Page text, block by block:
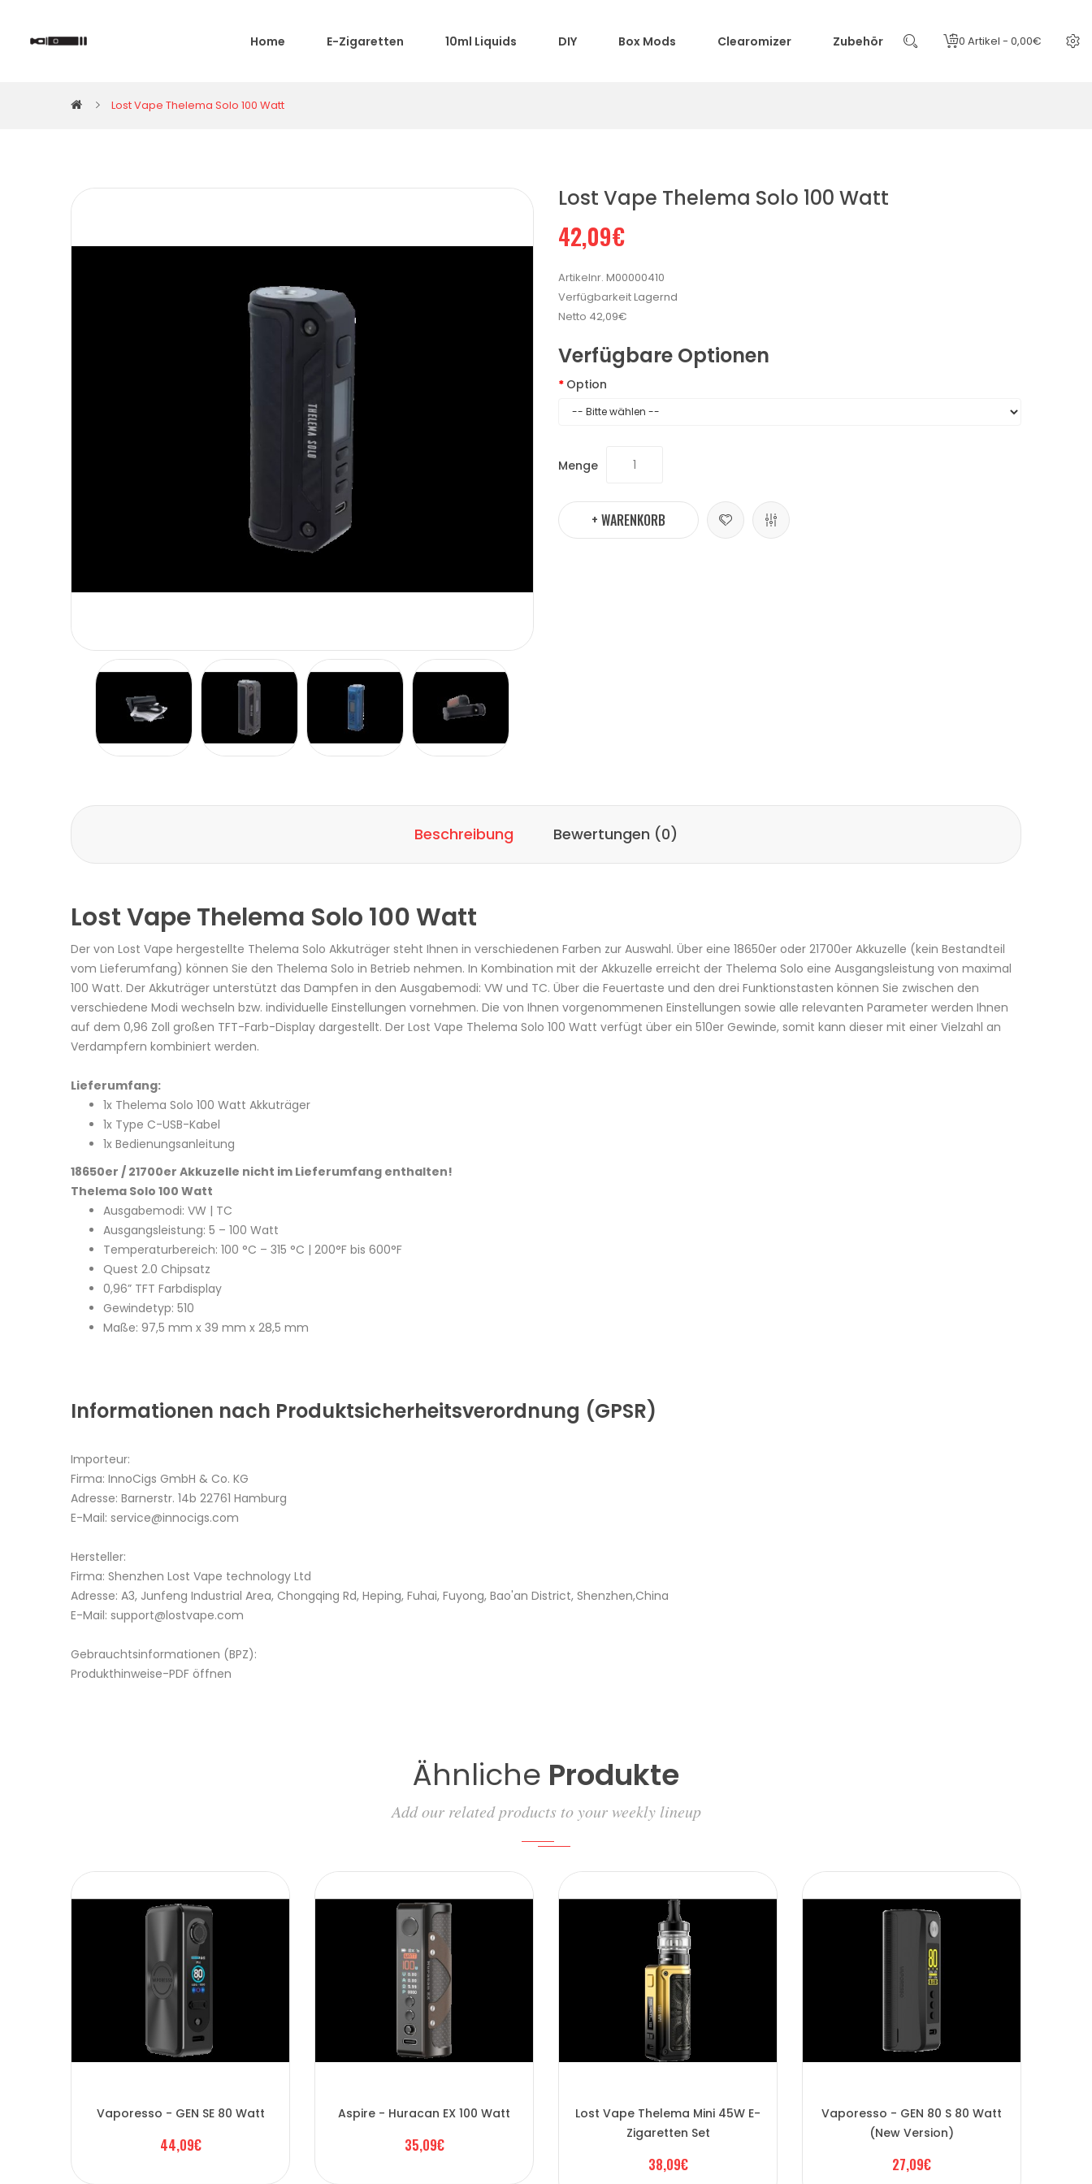
Home E-Zigaretten 10ml Liquids DIY Box Mods Clearomizer Zubehör 0 Artikel - 0,00€
Lost Vape Thelema Solo 100 Watt
Lost Vape Thelema Solo 100 Watt
42,09€
Artikelnr. M00000410
VerfügbarkeitLagernd
Netto 42,09€
Verfügbare Optionen
Option
Menge
+ WARENKORB
Beschreibung Bewertungen (0)
Lost Vape Thelema Solo 100 Watt
Der von Lost Vape hergestellte Thelema Solo Akkuträger steht Ihnen in verschiedenen Farben zur Auswahl. Über eine 18650er oder 21700er Akkuzelle (kein Bestandteil
vom Lieferumfang) können Sie den Thelema Solo in Betrieb nehmen. In Kombination mit der Akkuzelle erreicht der Thelema Solo eine Ausgangsleistung von maximal
100 Watt. Der Akkuträger unterstützt das Dampfen in den Ausgabemodi: VW und TC. Über die Feuertaste und den drei Funktionstasten können Sie zwischen den
verschiedene Modi wechseln bzw. individuelle Einstellungen vornehmen. Die von Ihnen vorgenommenen Einstellungen sowie alle relevanten Parameter werden Ihnen
auf dem 0,96 Zoll großen TFT-Farb-Display dargestellt. Der Lost Vape Thelema Solo 100 Watt verfügt über ein 510er Gewinde, somit kann dieser mit einer Vielzahl an
Verdampfern kombiniert werden.
Lieferumfang:
1x Thelema Solo 100 Watt Akkuträger
1x Type C-USB-Kabel
1x Bedienungsanleitung
18650er / 21700er Akkuzelle nicht im Lieferumfang enthalten!
Thelema Solo 100 Watt
Ausgabemodi: VW | TC
Ausgangsleistung: 5 – 100 Watt
Temperaturbereich: 100 °C – 315 °C | 200°F bis 600°F
Quest 2.0 Chipsatz
0,96” TFT Farbdisplay
Gewindetyp: 510
Maße: 97,5 mm x 39 mm x 28,5 mm
Informationen nach Produktsicherheitsverordnung (GPSR)
Importeur:
Firma: InnoCigs GmbH & Co. KG
Adresse: Barnerstr. 14b 22761 Hamburg
E-Mail: service@innocigs.com
Hersteller:
Firma: Shenzhen Lost Vape technology Ltd
Adresse: A3, Junfeng Industrial Area, Chongqing Rd, Heping, Fuhai, Fuyong, Bao'an District, Shenzhen,China
E-Mail: support@lostvape.com
Gebrauchtsinformationen (BPZ):
Produkthinweise-PDF öffnen
Ähnliche Produkte
Add our related products to your weekly lineup
Vaporesso - GEN SE 80 Watt
44,09€
Aspire - Huracan EX 100 Watt
35,09€
Lost Vape Thelema Mini 45W E-
Zigaretten Set
38,09€
Vaporesso - GEN 80 S 80 Watt
(New Version)
27,09€